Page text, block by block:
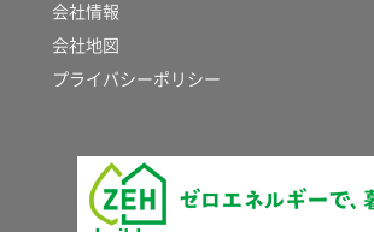
会社情報
会社地図
プライバシーポリシー